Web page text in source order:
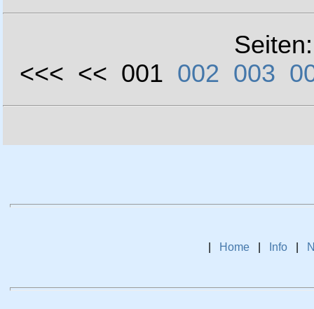
<<< << 001 002 003
Home Info